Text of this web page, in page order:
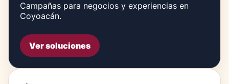
Campañas para negocios y experiencias en
Coyoacán.
Ver soluciones